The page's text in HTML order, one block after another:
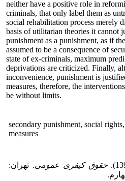
neither have a positive role in
criminals, that only label them as
social rehabilitation process merely
basis of utilitarian theories it cannot
punishment as a punishment, as if
assumed to be a consequence of
state of ex-criminals, maximum
deprivations are criticized. Finally,
inconvenience, punishment is
measures, therefore, the
be without limits.
secondary punishment, social
measures
حقوق کیفری عمومی. تهران: